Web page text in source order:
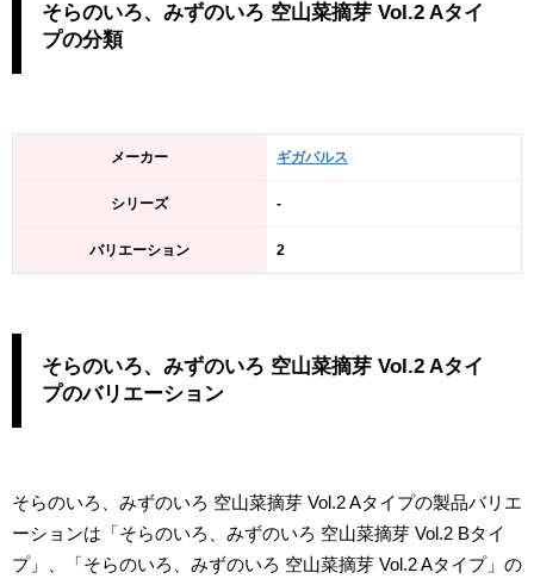
そらのいろ、みずのいろ 空山菜摘芽 Vol.2 Aタイ
プの分類
メーカー ギガパルス
シリーズ -
バリエーション 2
そらのいろ、みずのいろ 空山菜摘芽 Vol.2 Aタイ
プのバリエーション
そらのいろ、みずのいろ 空山菜摘芽 Vol.2 Aタイプの製品バリエ
ーションは「そらのいろ、みずのいろ 空山菜摘芽 Vol.2 Bタイ
プ」、「そらのいろ、みずのいろ 空山菜摘芽 Vol.2 Aタイプ」の